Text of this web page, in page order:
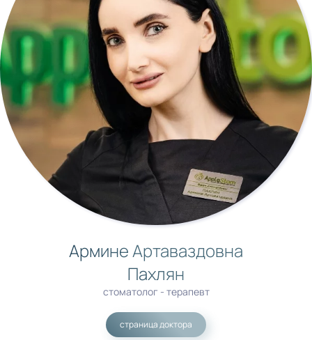
Армине Артаваздовна
Пахлян
стоматолог - терапевт
страница доктора